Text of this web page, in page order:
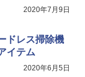
2020年7月9日
ドレス掃除機
イテム
2020年6月5日